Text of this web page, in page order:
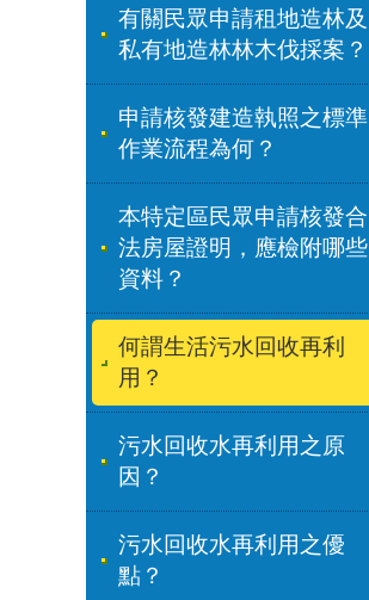
有關民眾申請租地造林及
私有地造林林木伐採案？
申請核發建造執照之標準
作業流程為何？
本特定區民眾申請核發合
法房屋證明，應檢附哪些
資料？
何謂生活污水回收再利
用？
污水回收水再利用之原
因？
污水回收水再利用之優
點？